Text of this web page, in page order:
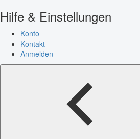
Hilfe & Einstellungen
Konto
Kontakt
Anmelden